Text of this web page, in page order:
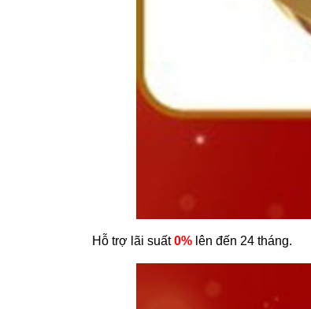
Hỗ trợ lãi suất0% lên đến 24 tháng.